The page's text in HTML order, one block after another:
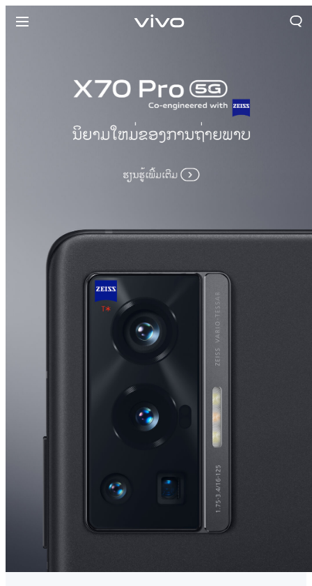
ປະເທດລາວ | ເລືອກປະເທດ/ພາກພື້ນ